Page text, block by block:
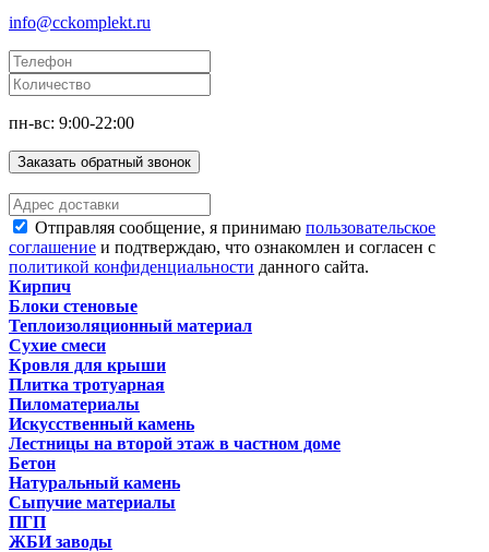
info@cckomplekt.ru
пн-вс: 9:00-22:00
Заказать обратный звонок
Отправляя сообщение, я принимаю пользовательское
соглашение и подтверждаю, что ознакомлен и согласен с
политикой конфиденциальности данного сайта.
Кирпич
Блоки стеновые
Теплоизоляционный материал
Сухие смеси
Кровля для крыши
Плитка тротуарная
Пиломатериалы
Искусственный камень
Лестницы на второй этаж в частном доме
Бетон
Натуральный камень
Сыпучие материалы
ПГП
ЖБИ заводы